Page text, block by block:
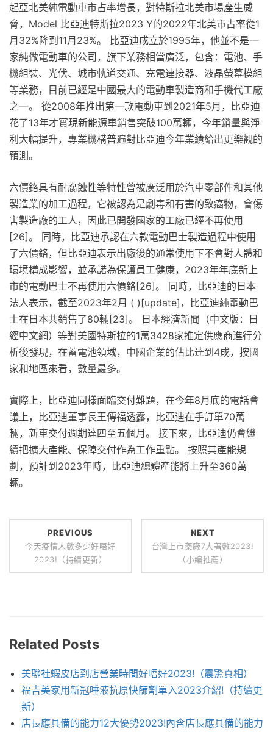
起亞北美純電動車市占率增長，對特斯拉北美市場產生威
脅，Model 比亞迪特斯拉2023 Y的2022年北美市占率從1
月32%降到11月23%。 比亞迪成立於1995年，他並不是一
家純做電動車的公司，旗下業務相當廣泛，包含：電池、手
機組裝、光伏、城市軌道交通、充電連接器、液晶螢幕模組
等業務，目前已經是中國最大的電動車製造商和手機代工廠
之一。 從2008年推出第一款電動車到2021年5月，比亞迪
花了13年才實現新能源車銷售突破100萬輛，今年銷量與淨
利大幅提升，專業機構普遍對比亞迪今年業績給出更樂觀的
預測。
六價鉻具有耐腐蝕性等特性曾被廣泛用於汽車零部件和其他
製造業的加工過程，它被認為是劇毒和有害的致癌物，會傷
害製造廠的工人，因此已開發國家的工廠已經不再使用
[26]。 同時，比亞迪承認在六款電動巴士製造過程中使用
了六價鉻，但比亞迪表示出廠後的通常使用下不會對人體和
環境構成影響，並承諾為保護員工健康，2023年年底新上
市的電動巴士不再使用六價鉻[26]。 同時，比亞迪的日本
法人表示，截至2023年2月 ( )[update]，比亞迪純電動巴
士在日本共銷售了80輛[23]。 日本經濟新聞（中文版：日
經中文網）等對美國特斯拉的1萬3428家推定供應商進行分
析後發現，在蓄電池領域，中國企業的佔比達到4成，按國
家和地區來看，數量最多。
實際上，比亞迪同樣面臨交付難題，在今年8月底的電話會
議上，比亞迪董事長王傳福透露，比亞迪在手訂單70萬
輛，新車交付週期達四至五個月。 接下來，比亞迪仍會繼
續把擴大產能、保障交付作為工作重點。 按照其產能規
劃，預計到2023年時，比亞迪總體產能將上升至360萬
輛。
PREVIOUS
今天疫情人數多少好唔好
2023!（持續更新）
NEXT
台灣上市藥廠7大著數2023!
（小編推薦）
Related Posts
美聯社蝦皮店到店營業時間好唔好2023!（震驚真相）
福吉美家用新冠唾液抗原快篩劑單入2023介紹!（持續更
新）
店長應具備的能力12大優勢2023!內含店長應具備的能力